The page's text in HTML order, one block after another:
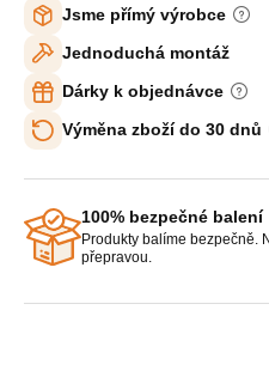
Jsme přímý výrobce
Jednoduchá montáž
Dárky k objednávce
Výměna zboží do 30 dnů
100% bezpečné balení
Produkty balíme bezpečně.
přepravou.